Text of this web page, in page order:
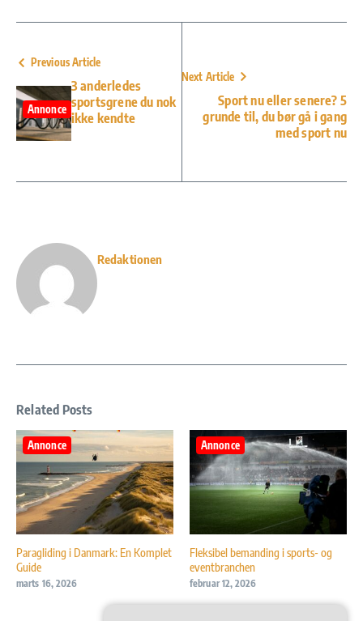
Previous Article
Annonce
3 anderledes
sportsgrene du nok
ikke kendte
Next Article
Sport nu eller senere? 5
grunde til, du bør gå i gang
med sport nu
Redaktionen
Related Posts
Annonce
Paragliding i Danmark: En Komplet
Guide
marts 16, 2026
Annonce
Fleksibel bemanding i sports- og
eventbranchen
februar 12, 2026